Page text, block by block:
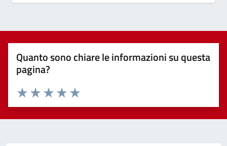
Quanto sono chiare le informazioni su questa
pagina?
Valuta 5 stelle su 5
Valuta 4 stelle su 5
Valuta 3 stelle su 5
Valuta 2 stelle su 5
Valuta 1 stelle su 5